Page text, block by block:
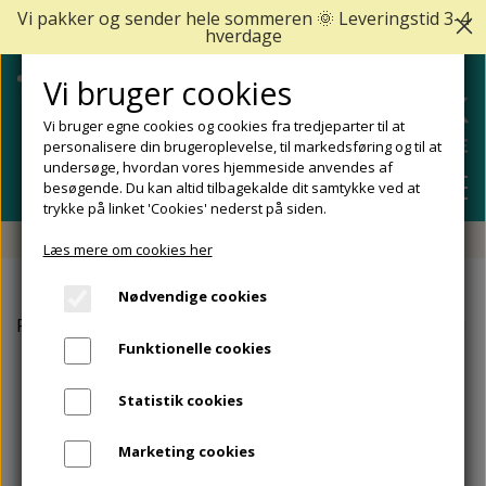
SHOP
FODCREMER
NEGLESVAMP
REDSKABER TIL FODPLEJE OG NEGLEPLEJE
FODFILE OG FODHØVLE
SÅLER, FODINDLÆG OG AFLASTNINGER
FODPROBLEMER
APOFYSITIS CALCANEI/SEVERS SYNDROM
REJSESTØRRELSER
MÆRKER
Fri fragt fra 499 DKK - Levering 1-2 hverdage
Forside
Vi bruger cookies
Vi bruger egne cookies og cookies fra tredjeparter til at
personalisere din brugeroplevelse, til markedsføring og til at
undersøge, hvordan vores hjemmeside anvendes af
besøgende. Du kan altid tilbagekalde dit samtykke ved at
trykke på linket 'Cookies' nederst på siden.
Læs mere om cookies her
Nødvendige cookies
Funktionelle cookies
Statistik cookies
Marketing cookies
Vi pakker og sender hele sommeren 🌞 Leveringstid 3-4
hverdage